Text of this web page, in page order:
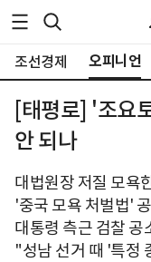
조선경제 오피니언
[태평로] '조요
안 되나
대법원장 저질 모욕
'중국 모욕 처벌법'
대통령 측근 검찰 공
"성남 선거 때 '특정